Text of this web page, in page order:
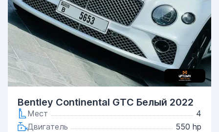
Bentley Continental GTC Белый 2022
Мест
4
Двигатель
550 hp